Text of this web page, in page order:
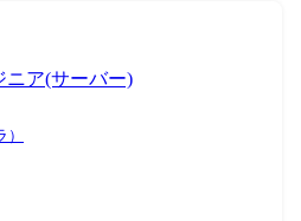
ニア(サーバー)